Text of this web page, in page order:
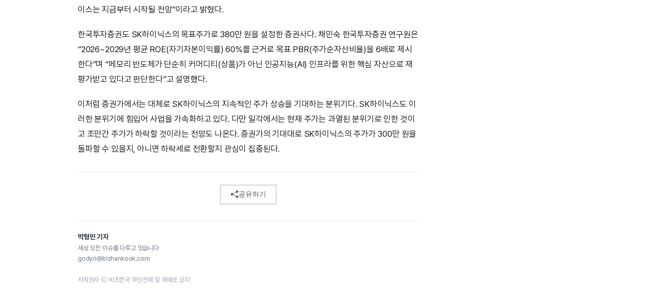
이스는 지금부터 시작될 전망”이라고 밝혔다.
한국투자증권도 SK하이닉스의 목표주가로 380만 원을 설정한 증권사다. 채민숙 한국투자증권 연구원은
“2026~2029년 평균 ROE(자기자본이익률) 60%를 근거로 목표 PBR(주가순자산비율)을 6배로 제시
한다”며 “메모리 반도체가 단순히 커머디티(상품)가 아닌 인공지능(AI) 인프라를 위한 핵심 자산으로 재
평가받고 있다고 판단한다”고 설명했다.
이처럼 증권가에서는 대체로 SK하이닉스의 지속적인 주가 상승을 기대하는 분위기다. SK하이닉스도 이
러한 분위기에 힘입어 사업을 가속화하고 있다. 다만 일각에서는 현재 주가는 과열된 분위기로 인한 것이
고 조만간 주가가 하락할 것이라는 전망도 나온다. 증권가의 기대대로 SK하이닉스의 주가가 300만 원을
돌파할 수 있을지, 아니면 하락세로 전환할지 관심이 집중된다.
공유하기
박형민 기자
세상 모든 이슈를 다루고 있습니다
godyo@bizhankook.com
저작권자 ⓒ 비즈한국 무단전재 및 재배포 금지